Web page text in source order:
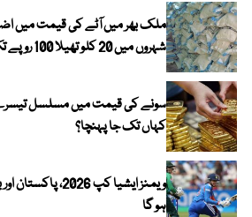
ملک بھر میں آٹے کی قیمت میں
شہروں میں 20 کلو تھیلا 100 روپے تک مہنگا
سونے کی قیمت میں مسلسل تیسرے
کہاں تک جا پہنچا؟
ویمنز ایشیا کپ
ہو گا